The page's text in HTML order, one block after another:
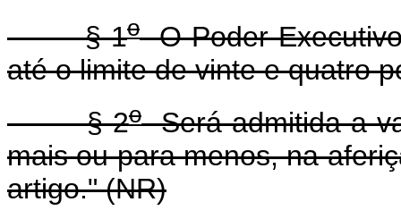
§ 1oO Poder
até o limite de vinte e quatro
§ 2oSerá admitida a
mais ou para menos, na
artigo." (NR)